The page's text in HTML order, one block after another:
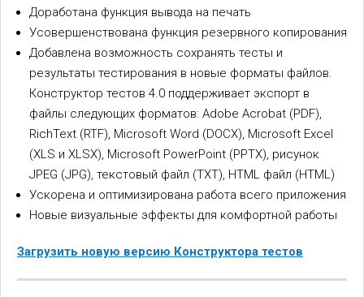
Доработана функция вывода на печать
Усовершенствована функция резервного копирования
Добавлена возможность сохранять тесты и
результаты тестирования в новые форматы файлов.
Конструктор тестов 4.0 поддерживает экспорт в
файлы следующих форматов: Adobe Acrobat (PDF),
RichText (RTF), Microsoft Word (DOCX), Microsoft Excel
(XLS и XLSX), Microsoft PowerPoint (PPTX), рисунок
JPEG (JPG), текстовый файл (TXT), HTML файл (HTML)
Ускорена и оптимизирована работа всего приложения
Новые визуальные эффекты для комфортной работы
Загрузить новую версию Конструктора тестов